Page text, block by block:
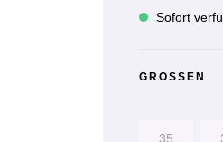
Sofort
GRÖSSEN
35